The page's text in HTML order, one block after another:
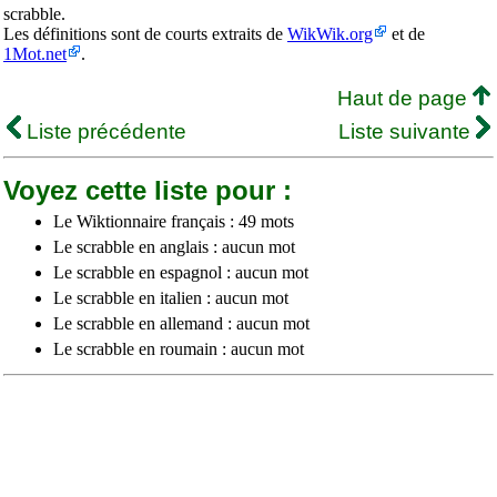
scrabble.
Les définitions sont de courts extraits de WikWik.org
et de
1Mot.net
.
Haut de page
Liste précédente
Liste suivante
Voyez cette liste pour :
Le Wiktionnaire français : 49 mots
Le scrabble en anglais : aucun mot
Le scrabble en espagnol : aucun mot
Le scrabble en italien : aucun mot
Le scrabble en allemand : aucun mot
Le scrabble en roumain : aucun mot